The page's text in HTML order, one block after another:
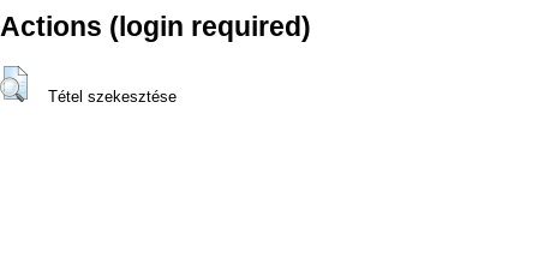
Actions (login required)
Tétel szekesztése